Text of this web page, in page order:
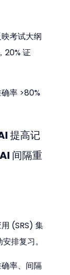
考试大纲
20% 证
率 >80%
提高记
间隔重
(SRS) 集
排复习。
率、间隔